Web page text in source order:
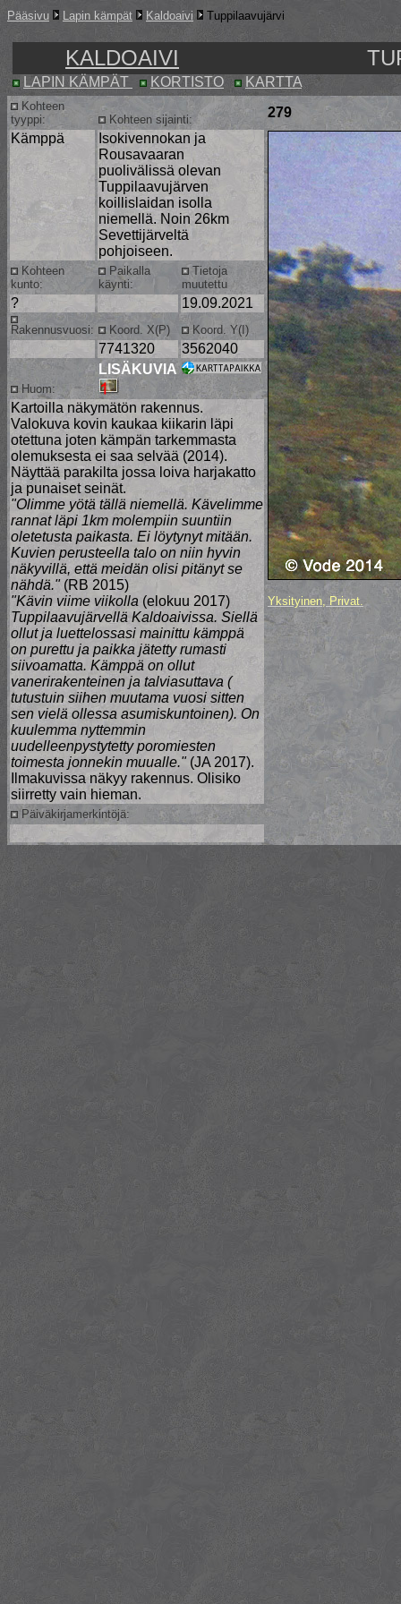
Pääsivu Lapin kämpät Kaldoaivi Tuppilaavujärvi
KALDOAIVI
LAPIN KÄMPÄT KORTISTO KARTTA
Kohteen
tyyppi:
Kohteen sijainti:
279
Kämppä
Isokivennokan ja
Rousavaaran
puolivälissä olevan
Tuppilaavujärven
koillislaidan isolla
niemellä. Noin 26km
Sevettijärveltä
pohjoiseen.
Yksityinen, Privat.
Kohteen
kunto:
Paikalla
käynti:
Tietoja
muutettu
? 19.09.2021
Rakennusvuosi: Koord. X(P) Koord. Y(I)
7741320 3562040
Huom:
LISÄKUVIA
Kartoilla näkymätön rakennus.
Valokuva kovin kaukaa kiikarin läpi
otettuna joten kämpän tarkemmasta
olemuksesta ei saa selvää (2014).
Näyttää parakilta jossa loiva harjakatto
ja punaiset seinät.
"Olimme yötä tällä niemellä. Kävelimme
rannat läpi 1km molempiin suuntiin
oletetusta paikasta. Ei löytynyt mitään.
Kuvien perusteella talo on niin hyvin
näkyvillä, että meidän olisi pitänyt se
nähdä."(RB 2015)
"Kävin viime viikolla (elokuu 2017)
Tuppilaavujärvellä Kaldoaivissa. Siellä
ollut ja luettelossasi mainittu kämppä
on purettu ja paikka jätetty rumasti
siivoamatta. Kämppä on ollut
vanerirakenteinen ja talviasuttava (
tutustuin siihen muutama vuosi sitten
sen vielä ollessa asumiskuntoinen). On
kuulemma nyttemmin
uudelleenpystytetty poromiesten
toimesta jonnekin muualle."(JA 2017).
Ilmakuvissa näkyy rakennus. Olisiko
siirretty vain hieman.
Päiväkirjamerkintöjä: